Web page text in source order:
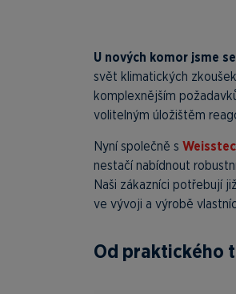
U nových komor jsme
svět klimatických
komplexnějším
volitelným úložištěm
Nyní společně s
nestačí nabídnout
Naši zákazníci potřebují
ve vývoji a výrobě
Od praktického